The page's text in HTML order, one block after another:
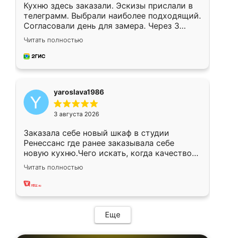
Кухню здесь заказали. Эскизы прислали в
телеграмм. Выбрали наиболее подходящий.
Согласовали день для замера. Через 3
недели кухня была уже готова. Остались
довольны работой. Спасибо Ренессанс
мебель за качественную работу!
Читать полностью
yaroslava1986
3 августа 2026
Заказала себе новый шкаф в студии
Ренессанс где ранее заказывала себе
новую кухню.Чего искать, когда качеством
вполне довольна. Служит кухня уже почти
два года, нареканий нет.
Читать полностью
Еще